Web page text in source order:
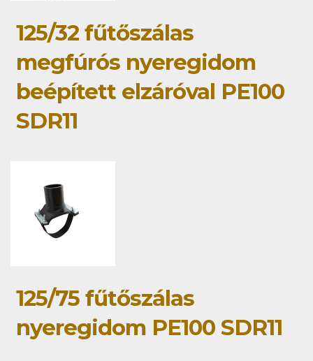
125/32 fűtőszálas
megfúrós nyeregidom
beépített elzáróval PE100
SDR11
125/75 fűtőszálas
nyeregidom PE100 SDR11